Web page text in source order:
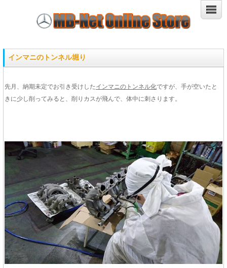
インマニのトンネル堀り
先月、納期未定でお引き受けしたインマニのトンネル化ですが、手が空いたと
きに少し削ってみると、削りカスが飛んで、体中に刺さります。